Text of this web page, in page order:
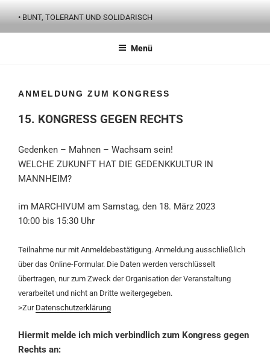
Inhalt
springen
• BUNT, TOLERANT UND SOLIDARISCH
Menü
ANMELDUNG ZUM KONGRESS
15. KONGRESS GEGEN RECHTS
Gedenken – Mahnen – Wachsam sein!
WELCHE ZUKUNFT HAT DIE GEDENKKULTUR IN
MANNHEIM?
im MARCHIVUM am Samstag, den 18. März 2023
10:00 bis 15:30 Uhr
Teilnahme nur mit Anmeldebestätigung. Anmeldung ausschließlich
über das Online-Formular. Die Daten werden verschlüsselt
übertragen, nur zum Zweck der Organisation der Veranstaltung
verarbeitet und nicht an Dritte weitergegeben.
>Zur Datenschutzerklärung
Hiermit melde ich mich verbindlich zum Kongress gegen
Rechts an: